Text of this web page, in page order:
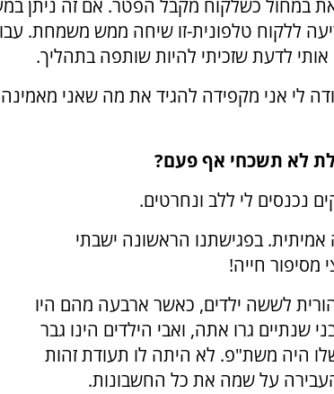
במחול כשלקוח מקבל הפטר. אם זה ניתן
ללקוח טלפונית-זו שיחה ממש משמחת.
לדעת שזכיתי להיות שותפה בתהליך.
לי אני מקפידה להגיד את מה שאני מאמינה
לא תשכחי אף פעם?
נכנסים לי ללב ונחרטים.
אמיתית. בפגישתנו הראשונה ישבתי
חייה!
לששה ילדים, כאשר ארבעה מהם היו
שנתיים גרו אתה, ואבי הילדים הינו גבר
היה משת"פ. לא היתה לו תעודת זהות
על שמה את כל החשבונות.